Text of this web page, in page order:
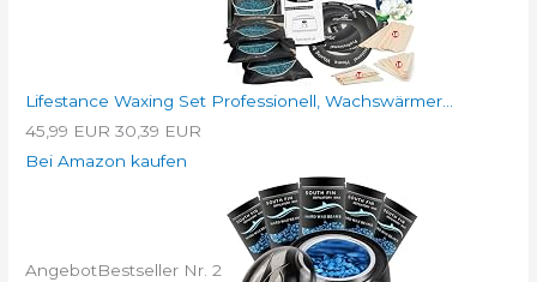
Lifestance Waxing Set Professionell, Wachswärmer...
45,99 EUR 30,39 EUR
Bei Amazon kaufen
AngebotBestseller Nr. 2